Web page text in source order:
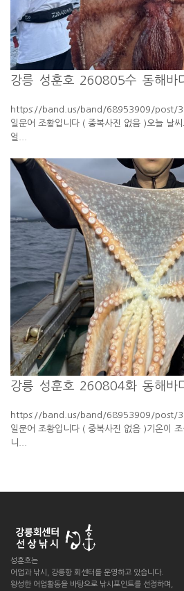
강릉 성훈호 260805수 동해바
https://band.us/band/68953909/post/
일문어 조황입니다 ( 중복사진 없음 )오늘 날
얼...
강릉 성훈호 260804화 동해바
https://band.us/band/68953909/post/
일문어 조황입니다 ( 중복사진 없음 )기온이
니...
성훈호는
어업과 낚시, 강릉항 회센터를 운영하고 있습니다.
왕성한 어업활동을 바탕으로 낚시포인트를 선정하며,